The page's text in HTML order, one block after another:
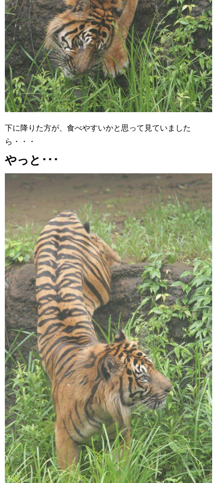
下に降りた方が、食べやすいかと思って見ていました
ら・・・
やっと･･･